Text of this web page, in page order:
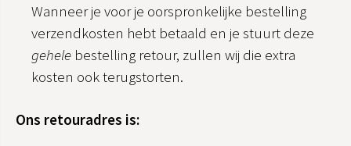
Wanneer je voor je oorspronkelijke bestelling
verzendkosten hebt betaald en je stuurt deze
gehele bestelling retour, zullen wij die extra
kosten ook terugstorten.
Ons retouradres is: